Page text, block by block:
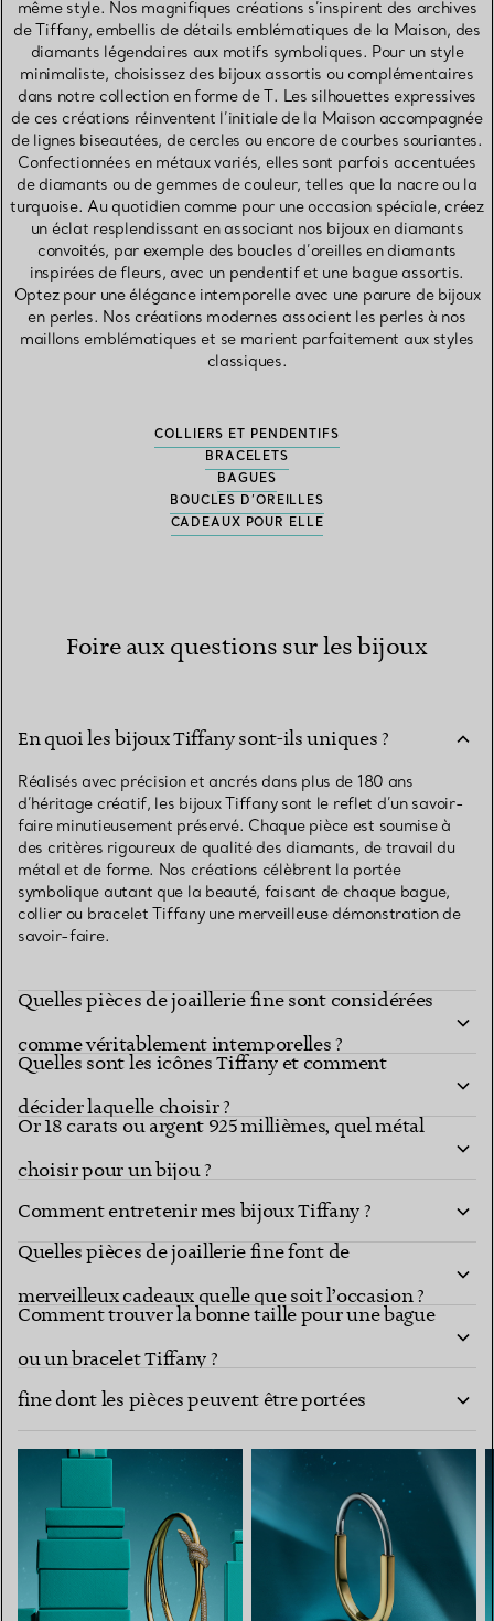
même style. Nos magnifiques créations s’inspirent des archives
de Tiffany, embellis de détails emblématiques de la Maison, des
diamants légendaires aux motifs symboliques. Pour un style
minimaliste, choisissez des bijoux assortis ou complémentaires
dans notre collection en forme de T. Les silhouettes expressives
de ces créations réinventent l’initiale de la Maison accompagnée
de lignes biseautées, de cercles ou encore de courbes souriantes.
Confectionnées en métaux variés, elles sont parfois accentuées
de diamants ou de gemmes de couleur, telles que la nacre ou la
turquoise. Au quotidien comme pour une occasion spéciale, créez
un éclat resplendissant en associant nos bijoux en diamants
convoités, par exemple des boucles d’oreilles en diamants
inspirées de fleurs, avec un pendentif et une bague assortis.
Optez pour une élégance intemporelle avec une parure de bijoux
en perles. Nos créations modernes associent les perles à nos
maillons emblématiques et se marient parfaitement aux styles
classiques.
COLLIERS ET PENDENTIFS
BRACELETS
BAGUES
BOUCLES D’OREILLES
CADEAUX POUR ELLE
Foire aux questions sur les bijoux
En quoi les bijoux Tiffany sont-ils uniques ?
Réalisés avec précision et ancrés dans plus de 180 ans
d’héritage créatif, les bijoux Tiffany sont le reflet d’un savoir-
faire minutieusement préservé. Chaque pièce est soumise à
des critères rigoureux de qualité des diamants, de travail du
métal et de forme. Nos créations célèbrent la portée
symbolique autant que la beauté, faisant de chaque bague,
collier ou bracelet Tiffany une merveilleuse démonstration de
savoir-faire.
Quelles pièces de joaillerie fine sont considérées
comme véritablement intemporelles ?
Quelles sont les icônes Tiffany et comment
décider laquelle choisir ?
Or 18 carats ou argent 925 millièmes, quel métal
choisir pour un bijou ?
Comment entretenir mes bijoux Tiffany ?
Quelles pièces de joaillerie fine font de
merveilleux cadeaux quelle que soit l’occasion ?
Comment trouver la bonne taille pour une bague
ou un bracelet Tiffany ?
Comment composer une collection de joaillerie
fine dont les pièces peuvent être portées
ensemble ?